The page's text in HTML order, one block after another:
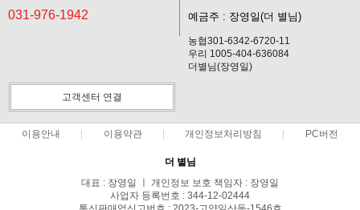
031-976-1942
예금주 : 장영일(더 별님)
농협301-6342-6720-11
우리 1005-404-636084
더별님(장영일)
고객센터 연결
이용안내 이용약관 개인정보처리방침 PC버전
더 별님
대표 : 장영일 ㅣ 개인정보 보호 책임자 : 장영일
사업자 등록번호 : 344-12-02444